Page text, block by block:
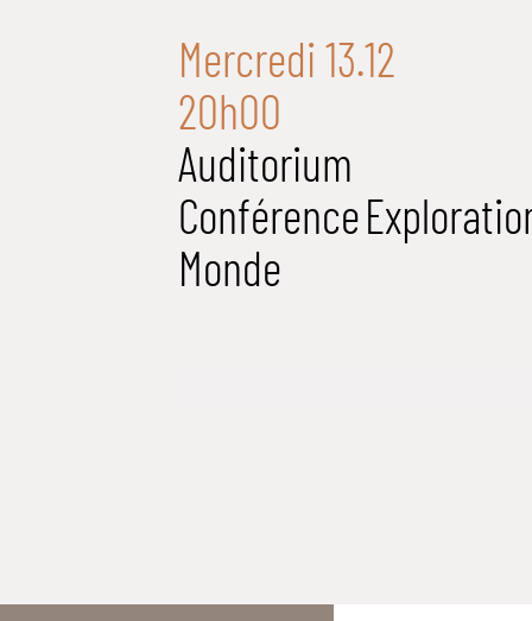
Mercredi 13.12
20h00
Auditorium
Conférence
Monde